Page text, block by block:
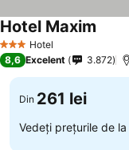
3 SteleHotel
Hotel Maxim
8,6 Excelent 3.872
Din 261 lei
Vedeți prețurile de la